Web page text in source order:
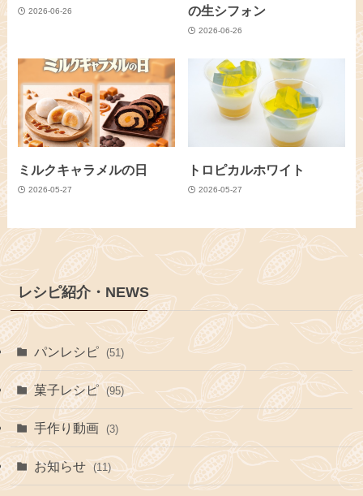
2026-06-26
の生シフォン
2026-06-26
ミルクキャラメルの日
2026-05-27
トロピカルホワイト
2026-05-27
レシピ紹介・NEWS
パンレシピ (51)
菓子レシピ (95)
手作り動画 (3)
お知らせ (11)